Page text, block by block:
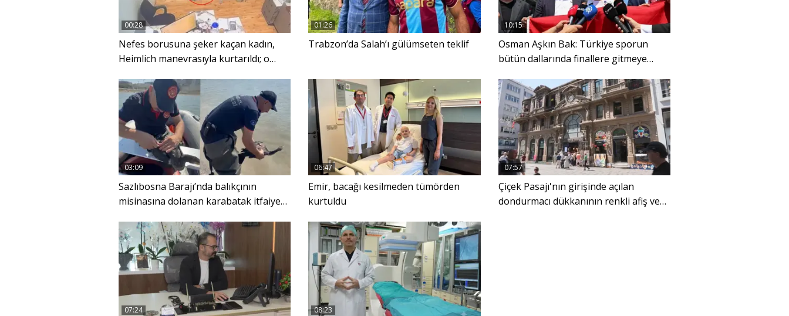
00:28
Nefes borusuna şeker kaçan kadın,
Heimlich manevrasıyla kurtarıldı; o
01:26
Trabzon’da Salah’ı gülümseten teklif
10:15
Osman Aşkın Bak: Türkiye sporun
bütün dallarında finallere gitmeye
03:09
Sazlıbosna Barajı’nda balıkçının
misinasına dolanan karabatak itfaiye
06:47
Emir, bacağı kesilmeden tümörden
kurtuldu
07:57
Çiçek Pasajı'nın girişinde açılan
dondurmacı dükkanının renkli afiş ve
07:24 08:23